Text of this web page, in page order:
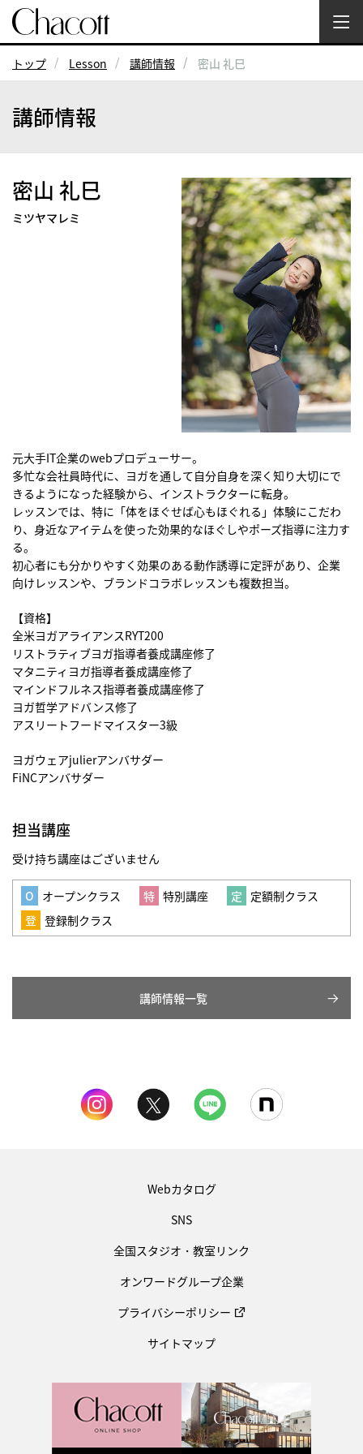
トップ Lesson 講師情報 密山 礼巳
講師情報
密山 礼巳
ミツヤマレミ
元大手IT企業のwebプロデューサー。
多忙な会社員時代に、ヨガを通して自分自身を深く知り大切にで
きるようになった経験から、インストラクターに転身。
レッスンでは、特に「体をほぐせば心もほぐれる」体験にこだわ
り、身近なアイテムを使った効果的なほぐしやポーズ指導に注力す
る。
初心者にも分かりやすく効果のある動作誘導に定評があり、企業
向けレッスンや、ブランドコラボレッスンも複数担当。
【資格】
全米ヨガアライアンスRYT200
リストラティブヨガ指導者養成講座修了
マタニティヨガ指導者養成講座修了
マインドフルネス指導者養成講座修了
ヨガ哲学アドバンス修了
アスリートフードマイスター3級
ヨガウェアjulierアンバサダー
FiNCアンバサダー
担当講座
受け持ち講座はございません
オープンクラス 特別講座
定額制クラス
登録制クラス
講師情報一覧
Webカタログ
SNS
全国スタジオ・教室リンク
オンワードグループ企業
プライバシーポリシー
サイトマップ